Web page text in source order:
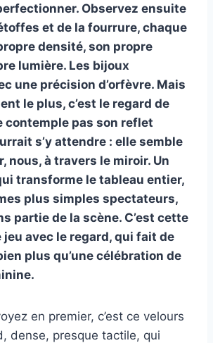
Observez ensuite
et de la fourrure, chaque
densité, son propre
lumière. Les bijoux
une précision d’orfèvre. Mais
le plus, c’est le regard de
contemple pas son reflet
s’y attendre : elle semble
nous, à travers le miroir. Un
transforme le tableau entier,
plus simples spectateurs,
partie de la scène. C’est cette
avec le regard, qui fait de
plus qu’une célébration de
en premier, c’est ce velours
dense, presque tactile, qui